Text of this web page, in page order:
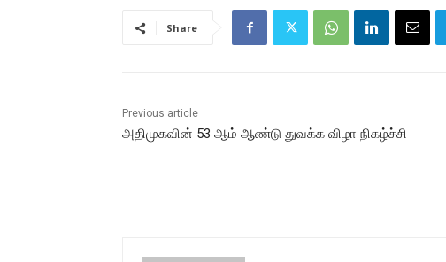
Share
Previous article
அதிமுகவின் 53 ஆம் ஆண்டு துவக்க விழா நிகழ்ச்சி